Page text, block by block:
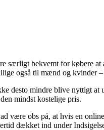
særligt bekvemt for købere at
også til mænd og kvinder
desto mindre blive nyttigt
mindst kostelige pris.
være obs på, at hvis en
dækket ind under